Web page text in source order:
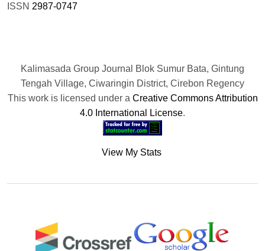
ISSN 2987-0747
Kalimasada Group Journal Blok Sumur Bata, Gintung
Tengah Village, Ciwaringin District, Cirebon Regency
This work is licensed under a Creative Commons Attribution
4.0 International License.
View My Stats